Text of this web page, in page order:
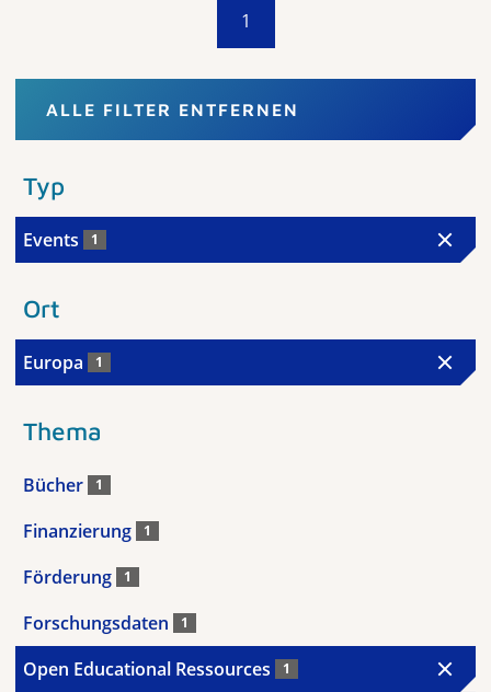
1
ALLE FILTER ENTFERNEN
Typ
Events 1
Ort
Europa 1
Thema
Bücher 1
Finanzierung 1
Förderung 1
Forschungsdaten 1
Open Educational Ressources 1